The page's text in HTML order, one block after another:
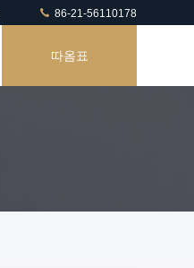
86-21-56110178
따옴표